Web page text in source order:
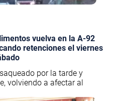
vuelva en la A-92
retenciones el viernes
por la tarde y
volviendo a afectar al